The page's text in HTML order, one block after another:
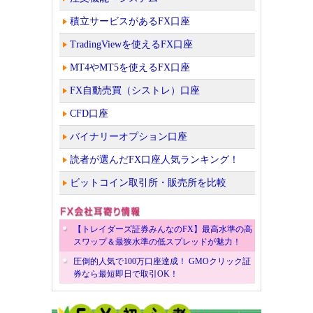
積立サービスがあるFX口座
TradingViewを使えるFX口座
MT4やMT5を使えるFX口座
FX自動売買（シストレ）口座
CFD口座
バイナリーオプション口座
読者が選んだFX口座人気ランキング！
ビットコイン取引所・販売所を比較
【トレイダーズ証券みんなのFX】最高水準の高
スワップ＆最狭水準の低スプレッドが魅力！
圧倒的人気で100万口座達成！ GMOクリック証
券なら最短即日で取引OK！